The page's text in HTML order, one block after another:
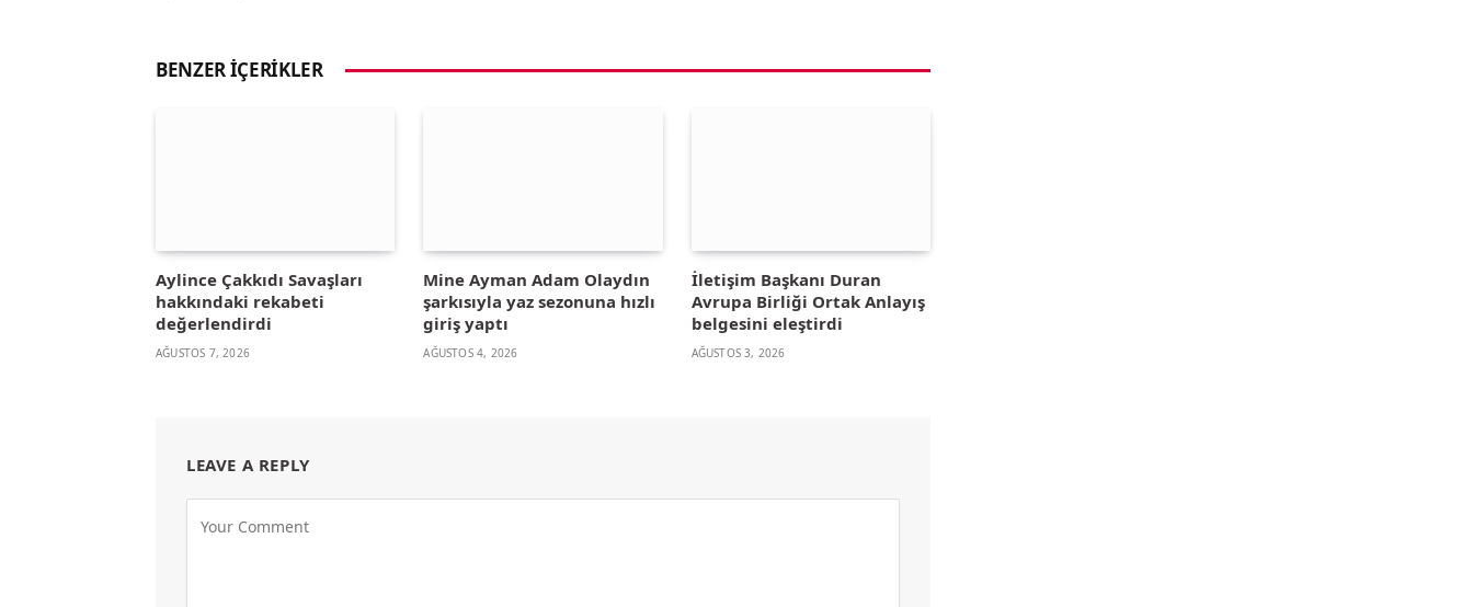
BENZER İÇERIKLER
Aylince Çakkıdı Savaşları
hakkındaki rekabeti
değerlendirdi
AĞUSTOS 7, 2026
Mine Ayman Adam Olaydın
şarkısıyla yaz sezonuna hızlı
giriş yaptı
AĞUSTOS 4, 2026
İletişim Başkanı Duran
Avrupa Birliği Ortak Anlayış
belgesini eleştirdi
AĞUSTOS 3, 2026
LEAVE A REPLY